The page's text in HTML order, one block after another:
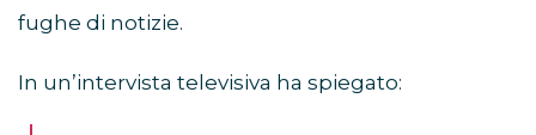
fughe di notizie.
In un’intervista televisiva ha spiegato: